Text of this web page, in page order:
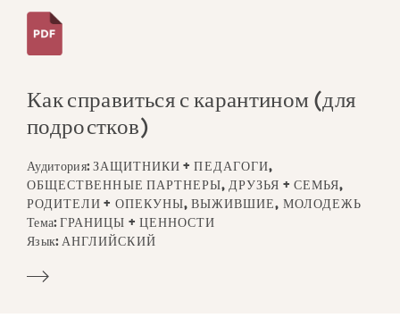
Как справиться с карантином (для
подростков)
Аудитория: ЗАЩИТНИКИ + ПЕДАГОГИ,
ОБЩЕСТВЕННЫЕ ПАРТНЕРЫ, ДРУЗЬЯ + СЕМЬЯ,
РОДИТЕЛИ + ОПЕКУНЫ, ВЫЖИВШИЕ, МОЛОДЕЖЬ
Тема:ГРАНИЦЫ + ЦЕННОСТИ
Язык: АНГЛИЙСКИЙ